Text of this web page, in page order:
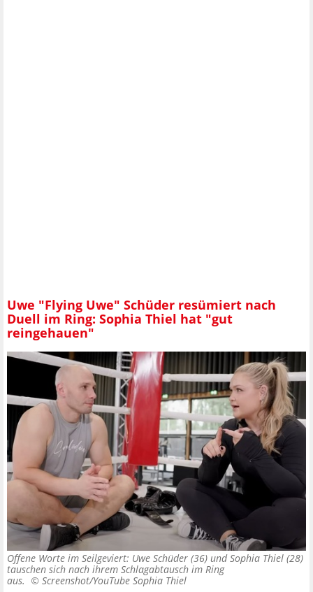
Uwe "Flying Uwe" Schüder resümiert nach
Duell im Ring: Sophia Thiel hat "gut
reingehauen"
Offene Worte im Seilgeviert: Uwe Schüder (36) und Sophia Thiel (28)
tauschen sich nach ihrem Schlagabtausch im Ring
aus. © Screenshot/YouTube Sophia Thiel